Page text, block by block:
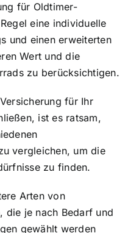
für Oldtimer-
eine individuelle
und einen erweiterten
Wert und die
zu berücksichtigen.
für Ihr
ist es ratsam,
vergleichen, um die
zu finden.
Arten von
die je nach Bedarf und
gewählt werden